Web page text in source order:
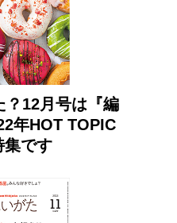
？12月号は『編
年HOT TOPIC
集です